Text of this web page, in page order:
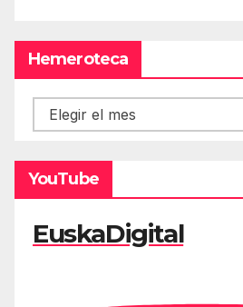
Hemeroteca
Hemeroteca
YouTube
EuskaDigital